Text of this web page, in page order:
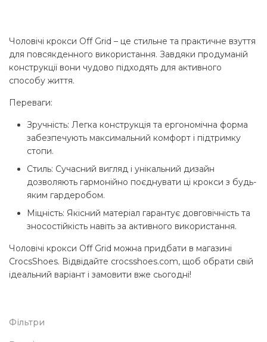
Чоловічі крокси Off Grid – це стильне та практичне взуття
для повсякденного використання. Завдяки продуманій
конструкції вони чудово підходять для активного
способу життя.
Переваги:
Зручність: Легка конструкція та ергономічна форма
забезпечують максимальний комфорт і підтримку
стопи.
Стиль: Сучасний вигляд і унікальний дизайн
дозволяють гармонійно поєднувати ці крокси з будь-
яким гардеробом.
Міцність: Якісний матеріал гарантує довговічність та
зносостійкість навіть за активного використання.
Чоловічі крокси Off Grid можна придбати в магазині
CrocsShoes. Відвідайте crocsshoes.com, щоб обрати свій
ідеальний варіант і замовити вже сьогодні!
Фільтри